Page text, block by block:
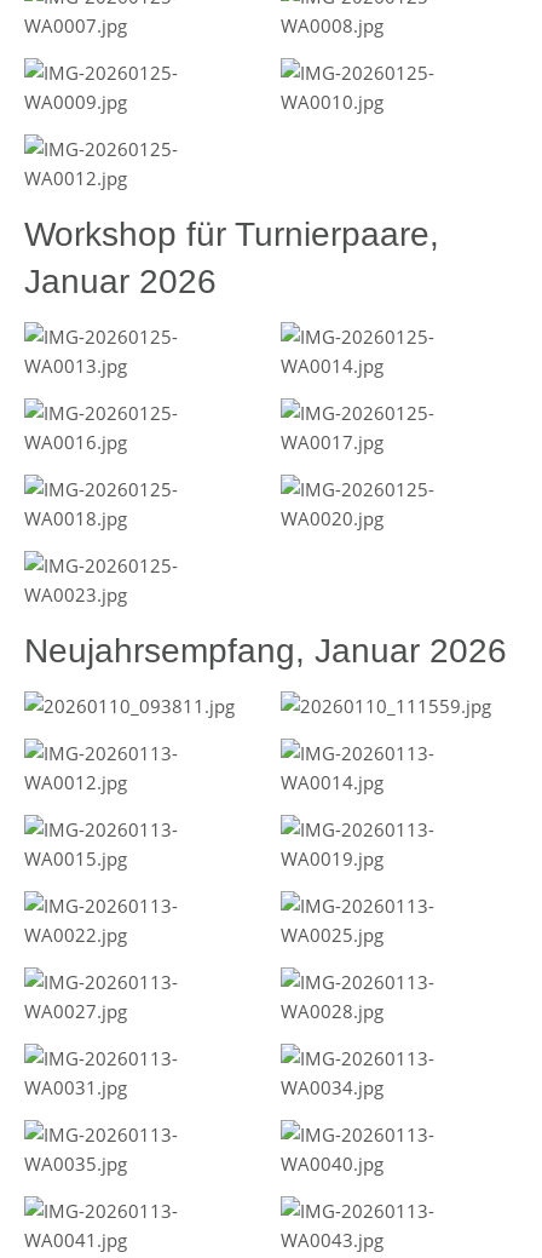
Workshop für Turnierpaare,
Januar 2026
Neujahrsempfang, Januar 2026